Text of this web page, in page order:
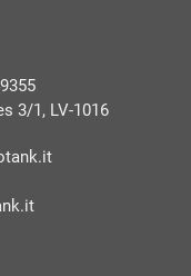
3/1, LV-1016